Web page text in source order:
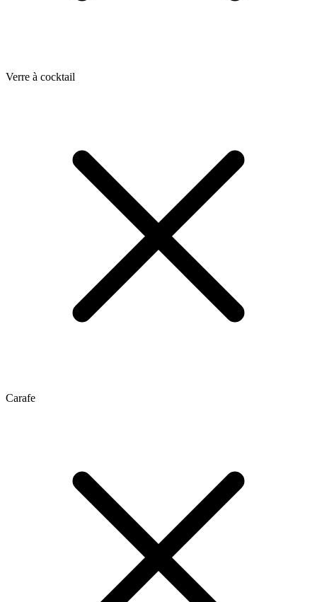
Verre à cocktail
Carafe